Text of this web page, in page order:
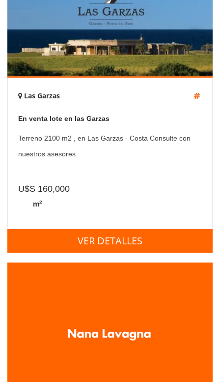
Las Garzas
En venta lote en las Garzas
Terreno 2100 m2 , en Las Garzas - Costa Consulte con
nuestros asesores.
U$S 160,000
m2
VER DETALLES